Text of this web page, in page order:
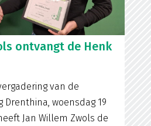
ontvangt de Henk
van de
woensdag 19
Jan Willem Zwols de